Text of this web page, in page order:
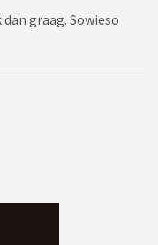
graag. Sowieso